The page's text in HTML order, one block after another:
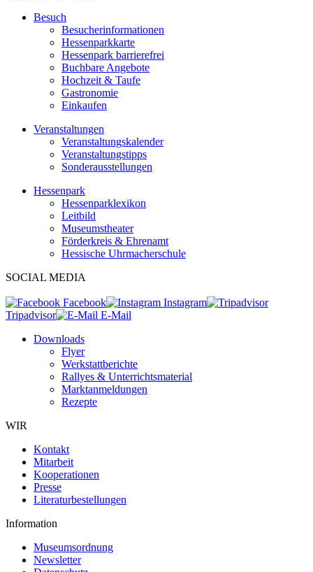
Besuch
Besucherinformationen
Hessenparkkarte
Hessenpark barrierefrei
Buchbare Angebote
Hochzeit & Taufe
Gastronomie
Einkaufen
Veranstaltungen
Veranstaltungskalender
Veranstaltungstipps
Sonderausstellungen
Hessenpark
Hessenparklexikon
Leitbild
Museumstheater
Förderkreis & Ehrenamt
Hessische Uhrmacherschule
SOCIAL MEDIA
Facebook
Instagram
Tripadvisor
E-Mail
Downloads
Flyer
Werkstattberichte
Rallyes & Unterrichtsmaterial
Marktanmeldungen
Rezepte
WIR
Kontakt
Mitarbeit
Kooperationen
Presse
Literaturbestellungen
Information
Museumsordnung
Newsletter